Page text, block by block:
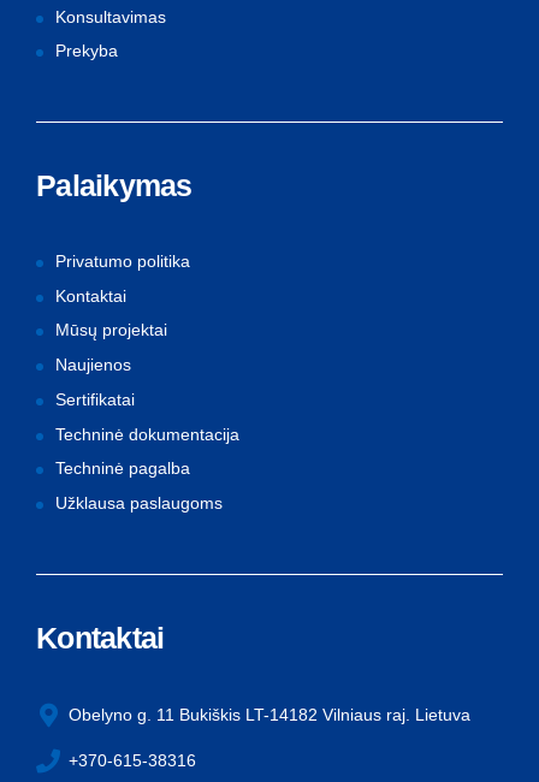
Konsultavimas
Prekyba
Palaikymas
Privatumo politika
Kontaktai
Mūsų projektai
Naujienos
Sertifikatai
Techninė dokumentacija
Techninė pagalba
Užklausa paslaugoms
Kontaktai
Obelyno g. 11 Bukiškis LT-14182 Vilniaus raj. Lietuva
+370-615-38316